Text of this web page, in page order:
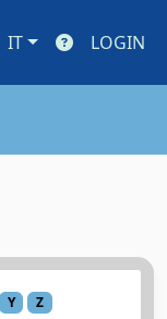
IT LOGIN
Y Z